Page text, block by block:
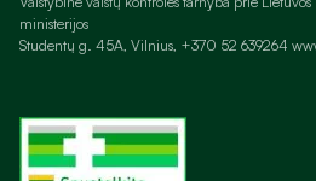
ministerijos
Studentų g. 45A, Vilnius, +370 52 639264